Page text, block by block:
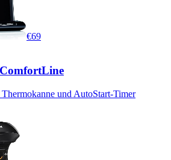
€69
und AutoStart-Timer